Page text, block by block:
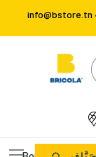
info@bstore.tn